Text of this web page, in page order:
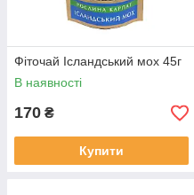
Фіточай Ісландський мох 45г
В наявності
170 ₴
Купити